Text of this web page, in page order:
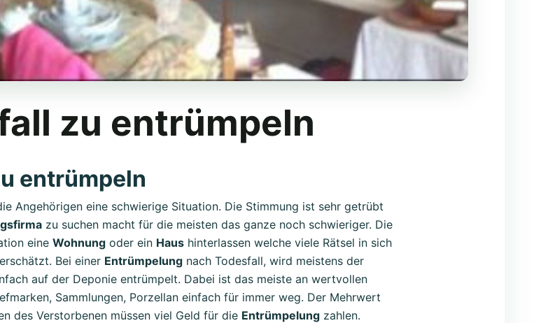
zu entrümpeln
entrümpeln
Angehörigen eine schwierige Situation. Die Stimmung ist sehr getrübt
zu suchen macht für die meisten das ganze noch schwieriger. Die
eine Wohnung oder ein Haus hinterlassen welche viele Rätsel in sich
Bei einer Entrümpelung nach Todesfall, wird meistens der
auf der Deponie entrümpelt. Dabei ist das meiste an wertvollen
Sammlungen, Porzellan einfach für immer weg. Der Mehrwert
des Verstorbenen müssen viel Geld für die Entrümpelung zahlen.